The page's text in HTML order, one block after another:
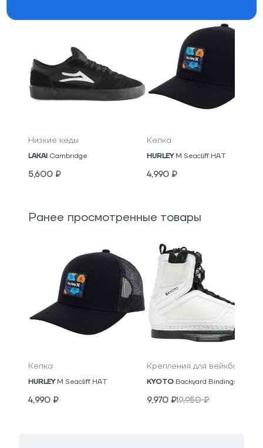
Низкие кеды
LAKAI Cambridge
5,600 ₽
Кепка
HURLEY M Seacliff HAT
4,990 ₽
Ранее просмотренные товары
Кепка
HURLEY M Seacliff HAT
4,990 ₽
Крепления для вейкборда
KYOTO Backyard Bindings
9,970 ₽19,950₽